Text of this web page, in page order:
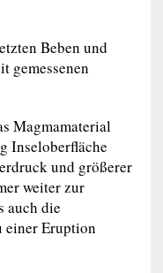
Beben und
gemessenen
Magmamaterial
Inseloberfläche
und größerer
weiter zur
auch die
einer Eruption